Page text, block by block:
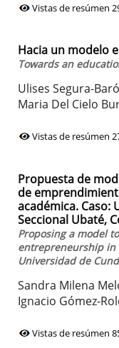
Vistas de resúmen
Hacia un modelo
Towards an
Ulises Segura-
Maria Del Cielo
Vistas de resúmen
Propuesta de
de
académica. Caso:
Seccional Ubaté,
Proposing a model
entrepreneurship in
Universidad de
Sandra Milena
Ignacio Gómez-
Vistas de resúmen